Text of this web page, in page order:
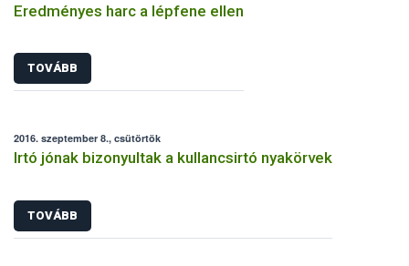
Eredményes harc a lépfene ellen
TOVÁBB
2016. szeptember 8., csütörtök
Irtó jónak bizonyultak a kullancsirtó nyakörvek
TOVÁBB